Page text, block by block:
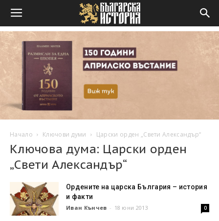
Начало Ключови думи Царски орден „Свети Александър“
Ключова дума: Царски орден
„Свети Александър“
Ордените на царска България – история
и факти
Иван Кънчев - 18 юни 2013 0